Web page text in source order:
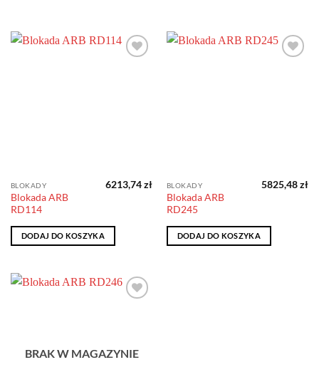
BLOKADY
Blokada ARB
RD114
6213,74zł
DODAJ DO KOSZYKA
BLOKADY
Blokada ARB
RD245
5825,48zł
DODAJ DO KOSZYKA
BRAK W MAGAZYNIE